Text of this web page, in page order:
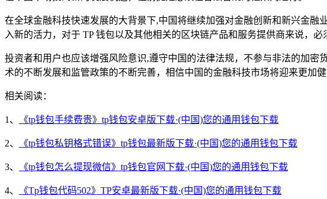
在全球金融科技快速发展的大背景下,中国将继续加强对金融创新和新兴金
入新的活力，对于 TP 钱包以及其他相关的区块链产品和服务提供商来说，
投资者和用户也应该增强风险意识,遵守中国的法律法规，不参与非法的加
术的不断发展和监管政策的不断完善，相信中国的金融科技市场将迎来更加健
相关阅读：
1、 《tp钱包手续费贵》tp钱包安卓版下载·(中国)您的通用钱包下载
2、 《tp钱包私钥格式错误》tp钱包最新版下载·(中国)您的通用钱包下载
3、 《tp钱包怎么提现微信》tp钱包官网下载·(中国)您的通用钱包下载
4、 《Tp钱包代码502》TP安卓最新版下载·(中国)您的通用钱包下载